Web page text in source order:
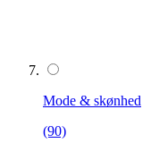
Mode & skønhed
(90)